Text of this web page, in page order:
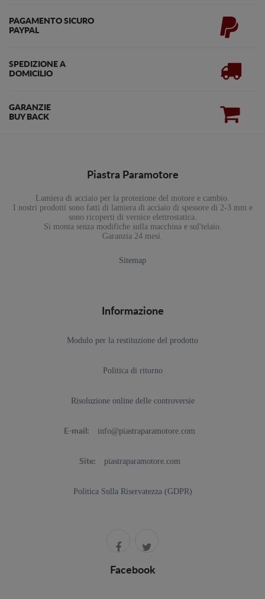
PAGAMENTO SICURO
PAYPAL
SPEDIZIONE A
DOMICILIO
GARANZIE
BUY BACK
Piastra Paramotore
Lamiera di acciaio per la protezione del motore e cambio.
I nostri prodotti sono fatti di lamiera di acciaio di spessore di 2-3 mm e
sono ricoperti di vernice elettrostatica.
Si monta senza modifiche sulla macchina e sul'telaio.
Garanzia 24 mesi.
Sitemap
Informazione
Modulo per la restituzione del prodotto
Politica di ritorno
Risoluzione online delle controversie
E-mail: info@piastraparamotore.com
Site: piastraparamotore.com
Politica Sulla Riservatezza (GDPR)
Facebook